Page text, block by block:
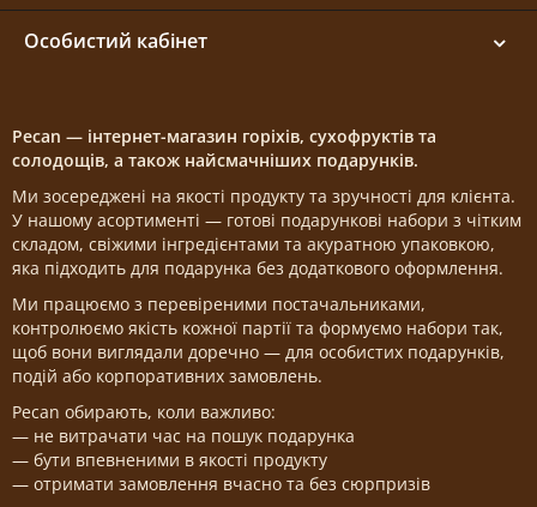
Особистий кабінет
Pecan — інтернет-магазин горіхів, сухофруктів та
солодощів, а також найсмачніших подарунків.
Ми зосереджені на якості продукту та зручності для клієнта.
У нашому асортименті — готові подарункові набори з чітким
складом, свіжими інгредієнтами та акуратною упаковкою,
яка підходить для подарунка без додаткового оформлення.
Ми працюємо з перевіреними постачальниками,
контролюємо якість кожної партії та формуємо набори так,
щоб вони виглядали доречно — для особистих подарунків,
подій або корпоративних замовлень.
Pecan обирають, коли важливо:
— не витрачати час на пошук подарунка
— бути впевненими в якості продукту
— отримати замовлення вчасно та без сюрпризів